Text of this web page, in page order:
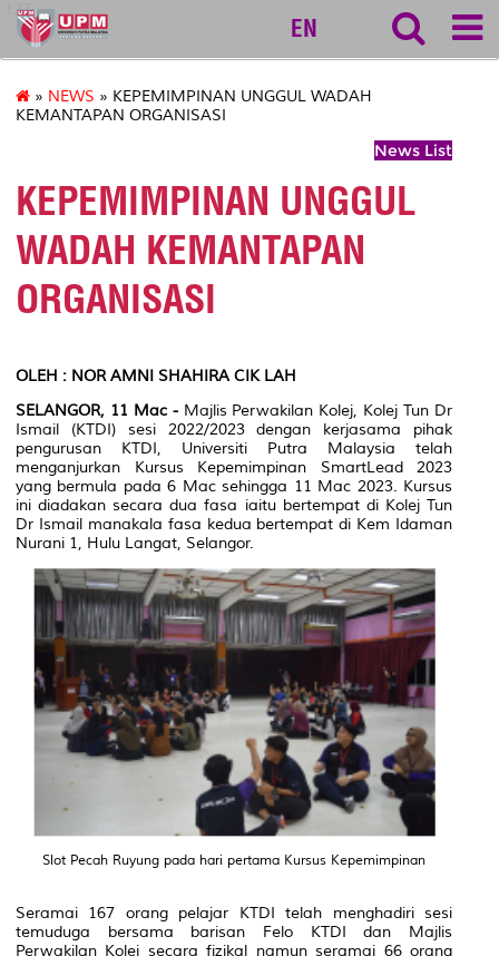
127
EN
» NEWS » KEPEMIMPINAN UNGGUL WADAH
KEMANTAPAN ORGANISASI
News List
KEPEMIMPINAN UNGGUL
WADAH KEMANTAPAN
ORGANISASI
OLEH : NOR AMNI SHAHIRA CIK LAH
SELANGOR, 11 Mac - Majlis Perwakilan Kolej, Kolej Tun Dr
Ismail (KTDI) sesi 2022/2023 dengan kerjasama pihak
pengurusan KTDI, Universiti Putra Malaysia telah
menganjurkan Kursus Kepemimpinan SmartLead 2023
yang bermula pada 6 Mac sehingga 11 Mac 2023. Kursus
ini diadakan secara dua fasa iaitu bertempat di Kolej Tun
Dr Ismail manakala fasa kedua bertempat di Kem Idaman
Nurani 1, Hulu Langat, Selangor.
Slot Pecah Ruyung pada hari pertama Kursus Kepemimpinan
Seramai 167 orang pelajar KTDI telah menghadiri sesi
temuduga bersama barisan Felo KTDI dan Majlis
Perwakilan Kolej secara fizikal namun seramai 66 orang